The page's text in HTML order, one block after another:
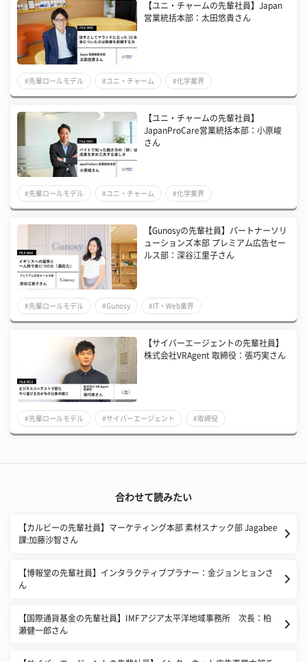
【ユニ・チャームの先輩社員】Japan
営業統括本部：太田悠貴さん
#先輩ロールモデル #ユニ・チャーム #化学業界
【ユニ・チャームの先輩社員】
JapanProCare営業統括本部：小原峻
さん
#先輩ロールモデル #ユニ・チャーム #化学業界
【Gunosyの先輩社員】パートナーソリ
ューションズ本部 プレミアム広告セー
ルス部：深谷江里子さん
#先輩ロールモデル #Gunosy #IT・Web業界
【サイバーエージェントの先輩社員】
株式会社VRAgent 取締役：張巧実さん
#先輩ロールモデル #サイバーエージェント #取締役
合わせて読みたい
【カルビーの先輩社員】マーケティング本部 素材スナック部 Jagabee
課:加藤沙智さん
【博報堂の先輩社員】インタラクティブプラナー：金ジョンヒョンさ
ん
【国際通貨基金の先輩社員】IMFアジア太平洋地域事務所 次長：柏
瀬健一郎さん